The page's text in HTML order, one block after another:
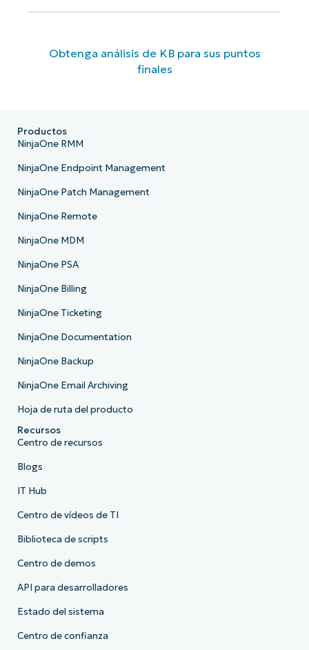
Obtenga análisis de KB para sus puntos
finales
Productos
NinjaOne RMM
NinjaOne Endpoint Management
NinjaOne Patch Management
NinjaOne Remote
NinjaOne MDM
NinjaOne PSA
NinjaOne Billing
NinjaOne Ticketing
NinjaOne Documentation
NinjaOne Backup
NinjaOne Email Archiving
Hoja de ruta del producto
Recursos
Centro de recursos
Blogs
IT Hub
Centro de vídeos de TI
Biblioteca de scripts
Centro de demos
API para desarrolladores
Estado del sistema
Centro de confianza